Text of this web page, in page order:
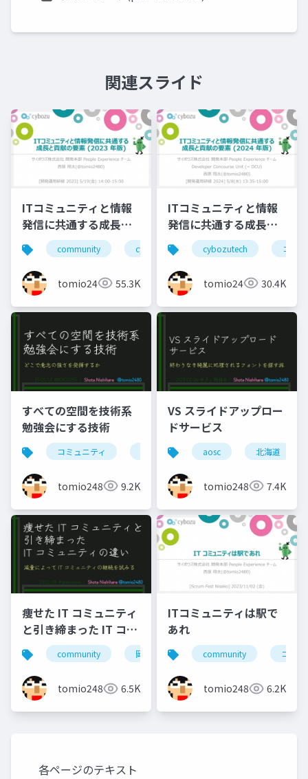
関連スライド
ITコミュニティと情報
発信に共通する成長と
貢献の要素(2023年版)
community cybozutech コミュニティ
tomio2480 55.3K
ITコミュニティと情報
発信に共通する成長と
貢献の要素(2024年版)
cybozutech コミ
tomio2480 30.4K
すべての空間を技術系
勉強会にする技術
コミュニティ 北海道 東京
tomio2480 9.2K
VS スライドアップロー
ドサービス
aosc 北海道
tomio2480 7.4K
痩せた IT コミュニティ
と引き締まった IT コミ
ュニティの違い
community 岡山 北海道 旭川
tomio2480 6.5K
ITコミュニティは駅で
あれ
community コミ
tomio2480 6.2K
各ページのテキスト